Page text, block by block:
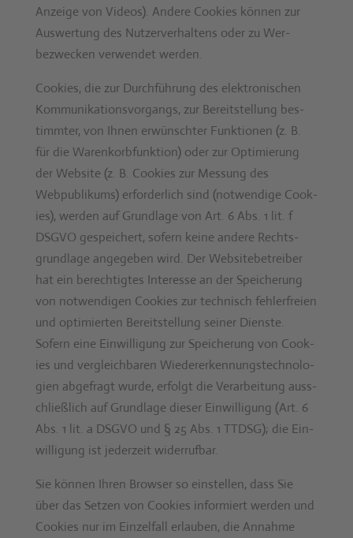
Anzeige von Videos). Andere Cook­ies kön­nen zur
Auswer­tung des Nutzerver­hal­tens oder zu Wer­
bezweck­en ver­wen­det wer­den.
Cook­ies, die zur Durch­führung des elek­tro­n­is­chen
Kom­mu­nika­tionsvor­gangs, zur Bere­it­stel­lung bes­
timmter, von Ihnen erwün­schter Funk­tio­nen (z. B.
für die Warenko­rb­funk­tion) oder zur Opti­mierung
der Web­site (z. B. Cook­ies zur Mes­sung des
Webpub­likums) erforder­lich sind (notwendi­ge Cook­
ies), wer­den auf Grund­lage von Art. 6 Abs. 1 lit. f
DSGVO gespe­ichert, sofern keine andere Rechts­
grund­lage angegeben wird. Der Web­site­be­treiber
hat ein berechtigtes Inter­esse an der Spe­icherung
von notwendi­gen Cook­ies zur tech­nisch fehler­freien
und opti­mierten Bere­it­stel­lung sein­er Dien­ste.
Sofern eine Ein­willi­gung zur Spe­icherung von Cook­
ies und ver­gle­ich­baren Wieder­erken­nung­stech­nolo­
gien abge­fragt wurde, erfol­gt die Ver­ar­beitung auss­
chließlich auf Grund­lage dieser Ein­willi­gung (Art. 6
Abs. 1 lit. a DSGVO und § 25 Abs. 1 TTDSG); die Ein­
willi­gung ist jed­erzeit wider­ruf­bar.
Sie kön­nen Ihren Brows­er so ein­stellen, dass Sie
über das Set­zen von Cook­ies informiert wer­den und
Cook­ies nur im Einzelfall erlauben, die Annahme